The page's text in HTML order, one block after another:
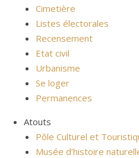
Cimetière
Listes électorales
Recensement
Etat civil
Urbanisme
Se loger
Permanences
Atouts
Pôle Culturel et
Musée d’histoire